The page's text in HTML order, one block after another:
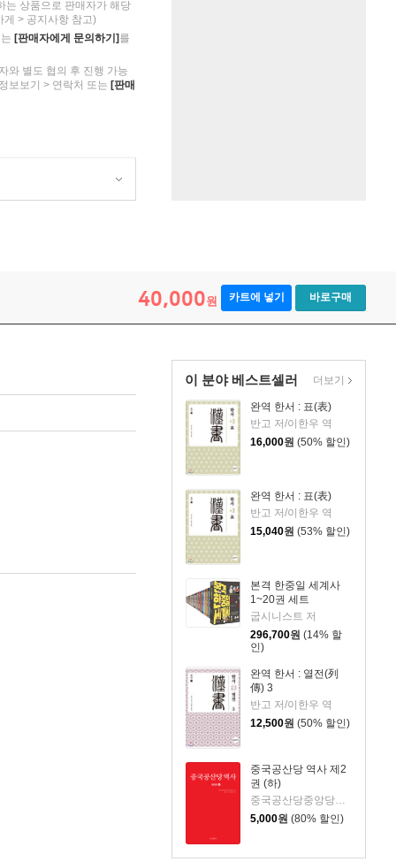
는 상품으로 판매자가 해당
게 > 공지사항 참고)
[판매자에게 문의하기] 를
와 별도 협의 후 진행 가능
보보기 > 연락처 또는 [판매
40,000원 카트에 넣기 바로구매
이 분야 베스트셀러
완역 한서 : 표(表)
반고 저/이한우 역
16,000원 (50% 할인)
완역 한서 : 표(表)
반고 저/이한우 역
15,040원 (53% 할인)
본격 한중일 세계사
1~20권 세트
굽시니스트 저
296,700원 (14% 할
인)
완역 한서 : 열전(列
傳) 3
반고 저/이한우 역
12,500원 (50% 할인)
중국공산당 역사 제2
권 (하)
중국공산당중앙당사연구실 저/홍순도 중국 전문기사 등역
5,000원 (80% 할인)
더보기